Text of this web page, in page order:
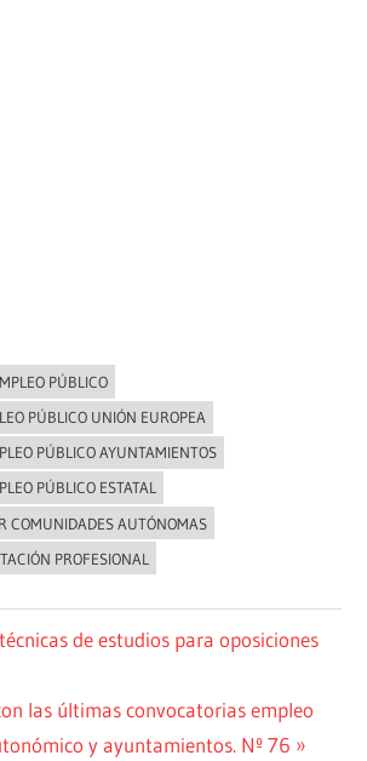
PÚBLICO
PÚBLICO UNIÓN EUROPEA
PÚBLICO AYUNTAMIENTOS
PÚBLICO ESTATAL
COMUNIDADES AUTÓNOMAS
PROFESIONAL
de estudios para oposiciones
las últimas convocatorias empleo
y ayuntamientos. Nº 76